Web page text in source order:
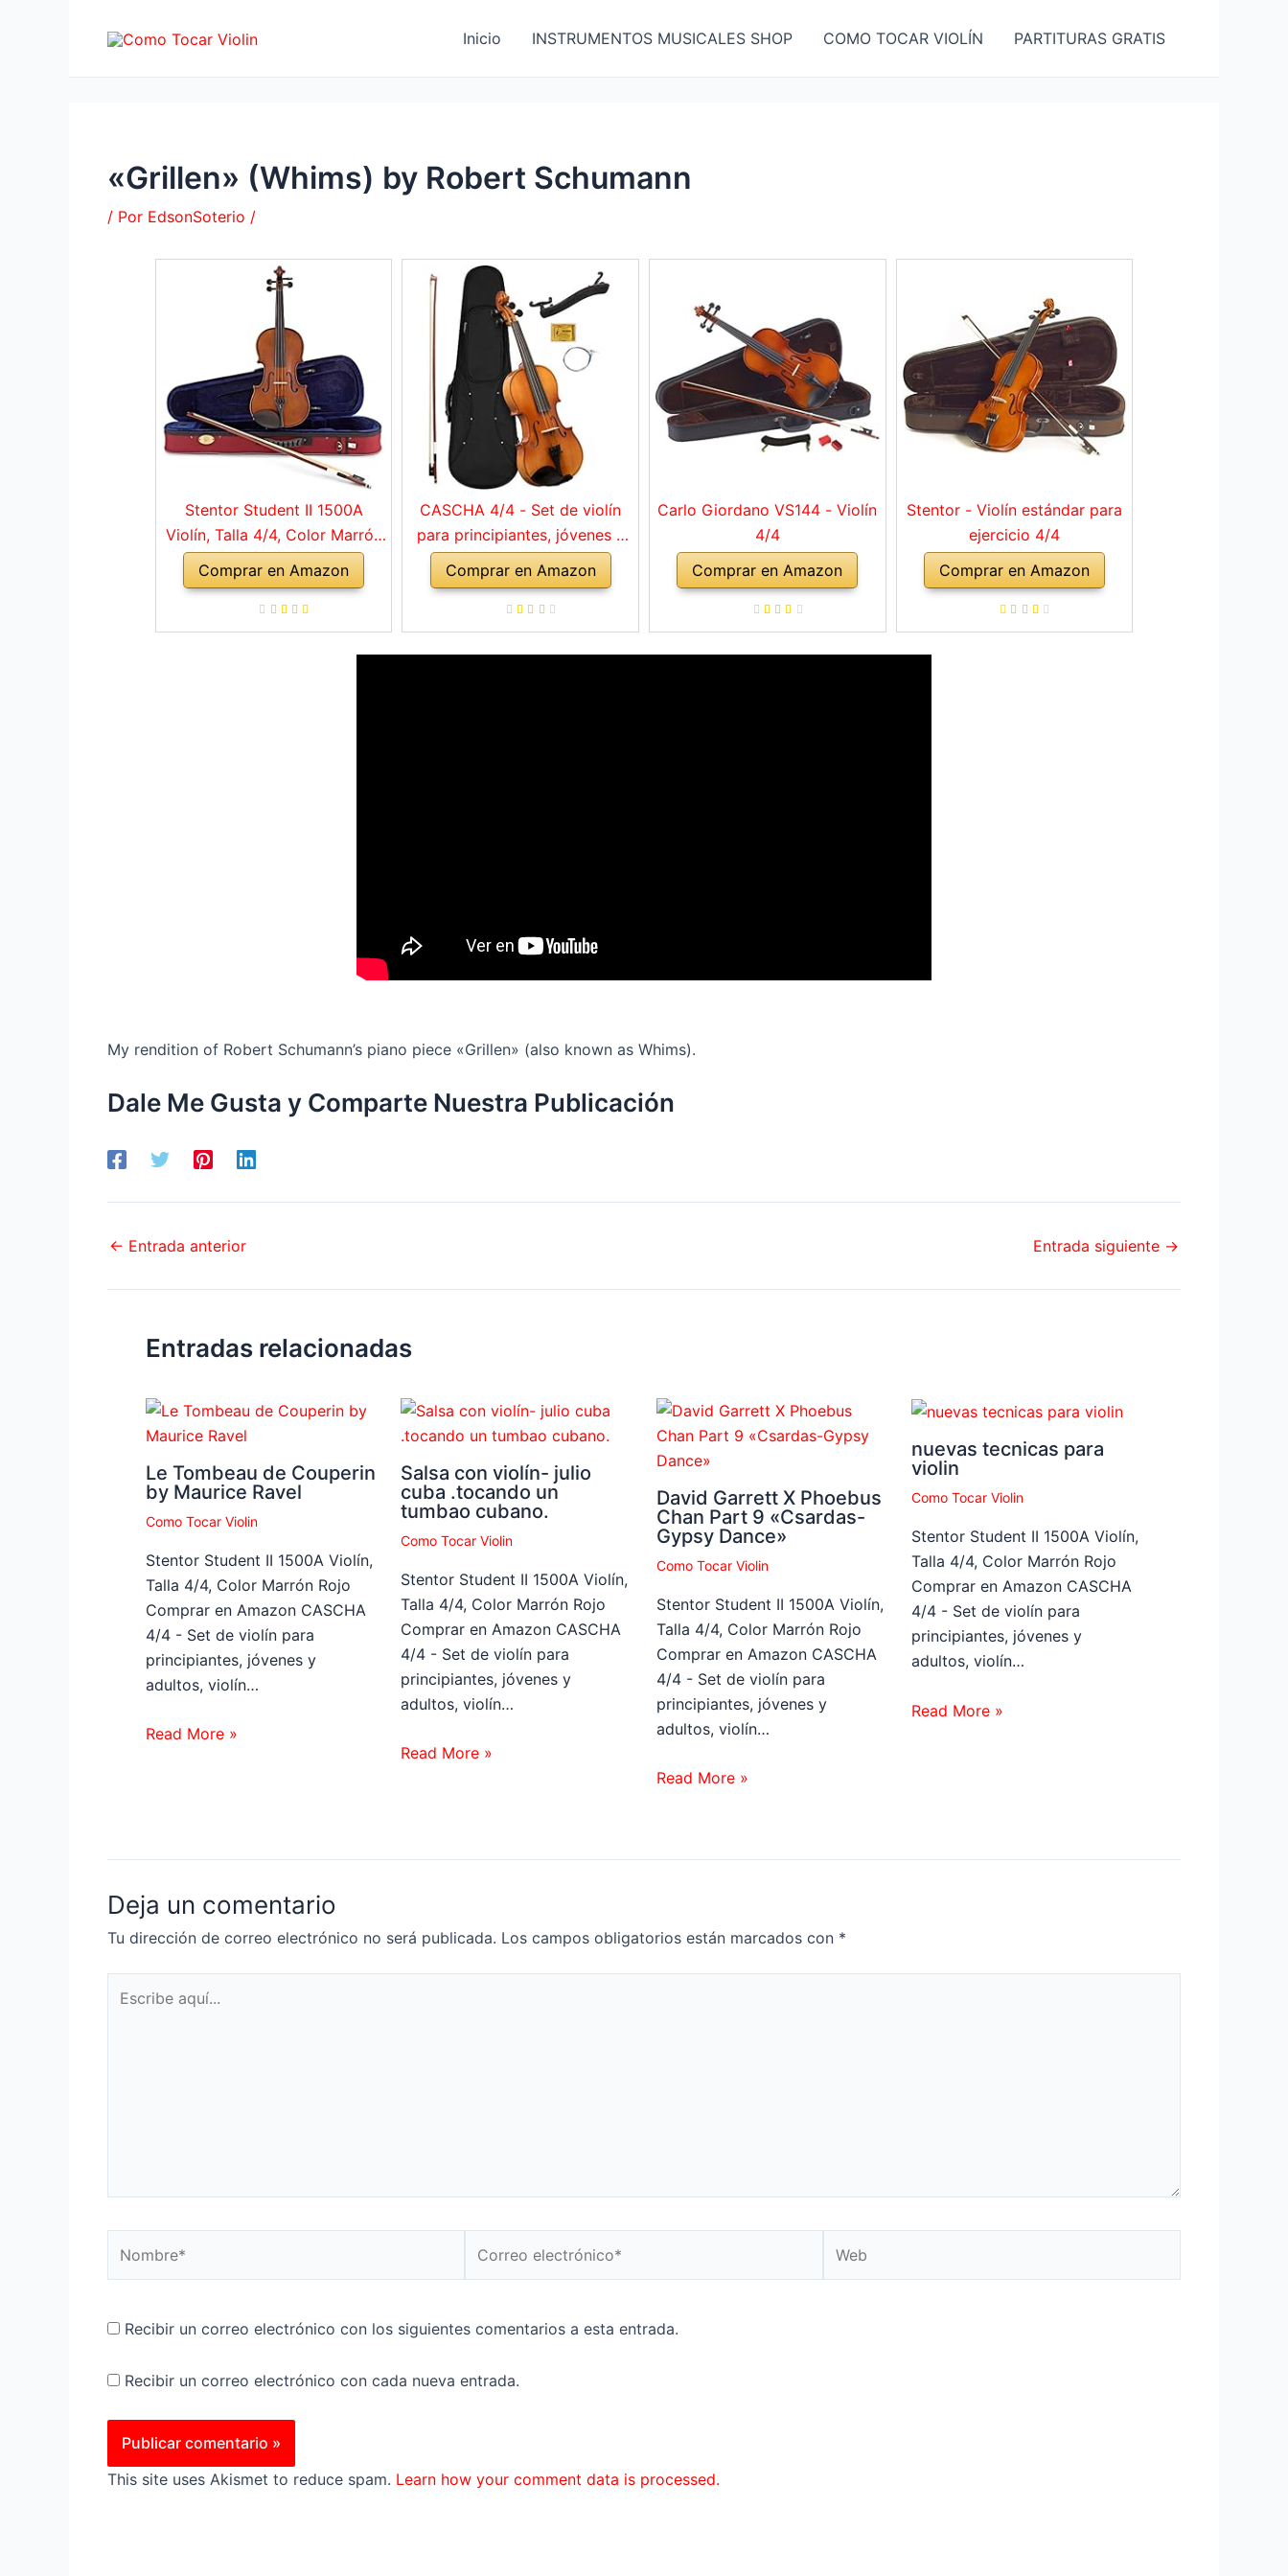
Inicio INSTRUMENTOS MUSICALES SHOP COMO TOCAR VIOLÍN PARTITURAS GRATIS
«Grillen» (Whims) by Robert Schumann
/ Por EdsonSoterio /
Stentor Student II 1500A
Violín, Talla 4/4, Color Marrón
Rojo
Comprar en Amazon
CASCHA 4/4 - Set de violín
para principiantes, jóvenes y
adultos, violín macizo con
arco, colofonia, cuerdas de
repuesto, soporte para
hombro, maletín, abeto natural
Comprar en Amazon
Carlo Giordano VS144 - Violín
4/4
Comprar en Amazon
Stentor - Violín estándar para
ejercicio 4/4
Comprar en Amazon
My rendition of Robert Schumann’s piano piece «Grillen» (also known as Whims).
Dale Me Gusta y Comparte Nuestra Publicación
← Entrada anterior Entrada siguiente →
Entradas relacionadas
Le Tombeau de Couperin
by Maurice Ravel
Como Tocar Violin
Stentor Student II 1500A Violín,
Talla 4/4, Color Marrón Rojo
Comprar en Amazon CASCHA
4/4 - Set de violín para
principiantes, jóvenes y
adultos, violín…
Read More »
Salsa con violín- julio
cuba .tocando un
tumbao cubano.
Como Tocar Violin
Stentor Student II 1500A Violín,
Talla 4/4, Color Marrón Rojo
Comprar en Amazon CASCHA
4/4 - Set de violín para
principiantes, jóvenes y
adultos, violín…
Read More »
David Garrett X Phoebus
Chan Part 9 «Csardas-
Gypsy Dance»
Como Tocar Violin
Stentor Student II 1500A Violín,
Talla 4/4, Color Marrón Rojo
Comprar en Amazon CASCHA
4/4 - Set de violín para
principiantes, jóvenes y
adultos, violín…
Read More »
nuevas tecnicas para
violin
Como Tocar Violin
Stentor Student II 1500A Violín,
Talla 4/4, Color Marrón Rojo
Comprar en Amazon CASCHA
4/4 - Set de violín para
principiantes, jóvenes y
adultos, violín…
Read More »
Deja un comentario
Tu dirección de correo electrónico no será publicada. Los campos obligatorios están marcados con *
aquí...
electrónico*
Recibir un correo electrónico con los siguientes comentarios a esta entrada.
Recibir un correo electrónico con cada nueva entrada.
This site uses Akismet to reduce spam. Learn how your comment data is processed.